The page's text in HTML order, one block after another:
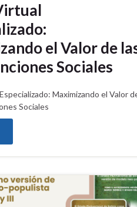
el Valor de
Sociales
Maximizando el Valor
Sociales